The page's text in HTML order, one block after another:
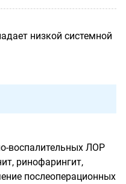
низкой системной
воспалительных ЛОР
ринофарингит,
послеоперационных